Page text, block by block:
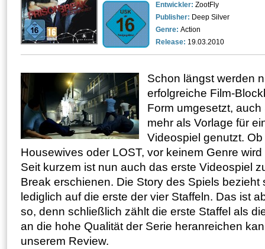
Entwickler: ZootFly
Publisher: Deep Silver
Genre: Action
Release: 19.03.2010
Schon längst werden
erfolgreiche Film-
Form umgesetzt,
mehr als Vorlage für
Videospiel genutzt.
Housewives oder LOST, vor keinem Genre
Seit kurzem ist nun auch das erste Videospiel
Break erschienen. Die Story des Spiels bezieht
lediglich auf die erste der vier Staffeln. Das ist
so, denn schließlich zählt die erste Staffel als
an die hohe Qualität der Serie heranreichen
unserem Review.